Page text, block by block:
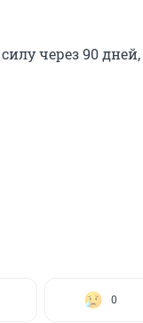
через 90 дней,
0